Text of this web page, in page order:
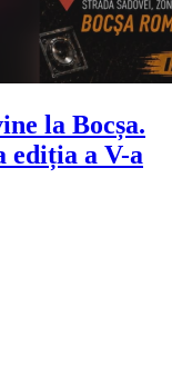
la Bocșa.
ediția a V-a